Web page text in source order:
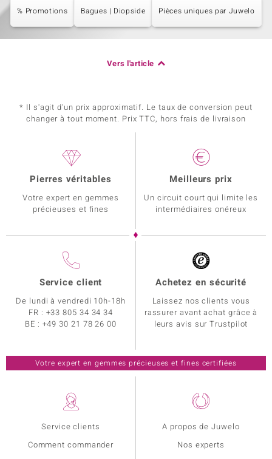
% Promotions Bagues | Diopside Pièces uniques par Juwelo
Vers l'article
* Il s'agit d'un prix approximatif. Le taux de conversion peut
changer à tout moment. Prix TTC, hors frais de livraison
Service clients
Comment commander
A propos de Juwelo
Nos experts
Pierres véritables
Votre expert en gemmes
précieuses et fines
Meilleurs prix
Un circuit court qui limite les
intermédiaires onéreux
Service client
De lundi à vendredi 10h-18h
FR : +33 805 34 34 34
BE : +49 30 21 78 26 00
Achetez en sécurité
Laissez nos clients vous
rassurer avant achat grâce à
leurs avis sur Trustpilot
Votre expert en gemmes précieuses et fines certifiées